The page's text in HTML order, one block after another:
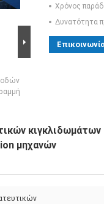
οδών
Χρόνος
Δυνατότητα
μηχανών